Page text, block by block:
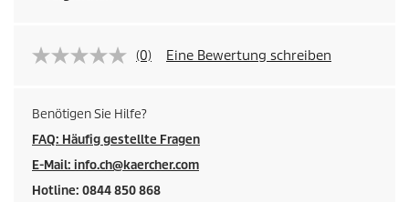
(0) Eine Bewertung schreiben
Benötigen Sie Hilfe?
FAQ: Häufig gestellte Fragen
E-Mail: info.ch@kaercher.com
Hotline: 0844 850 868